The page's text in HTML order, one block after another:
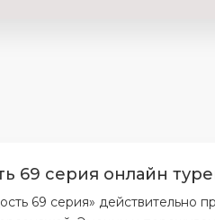
69 серия онлайн
69 серия» действительно